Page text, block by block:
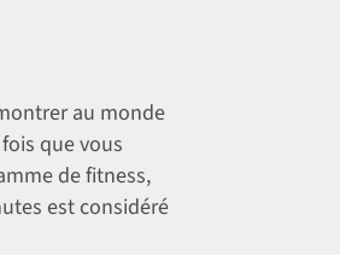
au monde
que vous
de fitness,
est considéré